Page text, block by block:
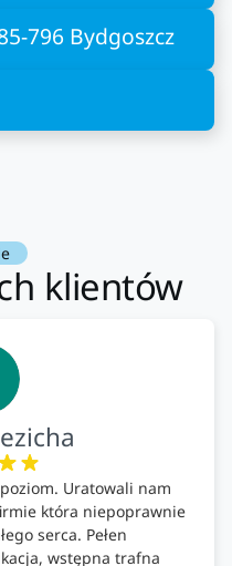
796 Bydgoszcz
klientów
Uratowali nam
która niepoprawnie
serca. Pełen
wstępna trafna